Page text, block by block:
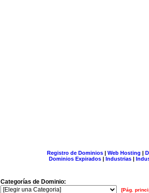
Registro de Dominios| Web Hosting |
Dominios Expirados | Industrias |
Categorías de Dominio:
[Pág.